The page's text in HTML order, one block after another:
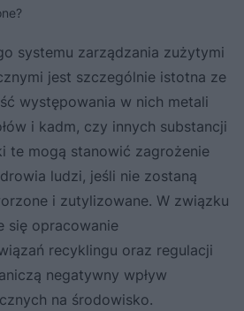
systemu zarządzania zużytymi
jest szczególnie istotna ze
występowania w nich metali
i kadm, czy innych substancji
te mogą stanowić zagrożenie
ludzi, jeśli nie zostaną
i zutylizowane. W związku
się opracowanie
recyklingu oraz regulacji
negatywny wpływ
na środowisko.